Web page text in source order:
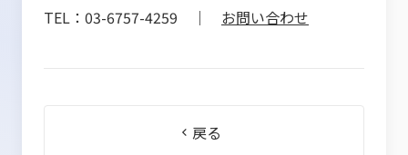
TEL：03-6757-4259 ｜ お問い合わせ
戻る